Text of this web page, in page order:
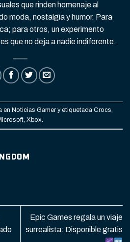
que rinden homenaje al
moda, nostalgia y humor. Para
para otros, un experimento
que no deja a nadie indiferente.
en Noticias Gamer y etiquetada Crocs,
, Xbox.
Epic Games regala un viaje
surrealista: Disponible gratis